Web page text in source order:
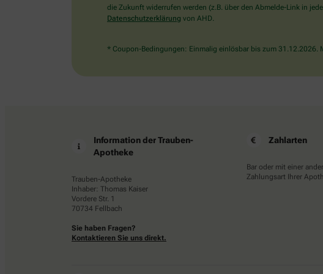
wählen
Herz.
die Zukunft widerrufen werden (z.B. über den Abmelde-Link in
Datenschutzerklärung von AHD.
* Coupon-Bedingungen: Einmalig einlösbar bis zum 31.12.2026.
Information der Trauben-
Apotheke
Trauben-Apotheke
Inhaber: Thomas Kaiser
Vordere Str. 1
70734 Fellbach
Sie haben Fragen?
Kontaktieren Sie uns direkt.
Zahlarten
Bar oder mit einer
Zahlungsart Ihrer